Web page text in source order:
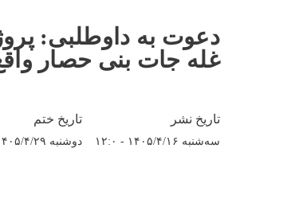
دعوت به داوطلبی:
غله جات بنی حصار
تاریخ نشر
سه‌شنبه ۱۴۰۵/۴/۱۶ - ۱۲:۰
تاریخ ختم
دوشنبه ۱۴۰۵/۴/۲۹ - ۱۲:۰